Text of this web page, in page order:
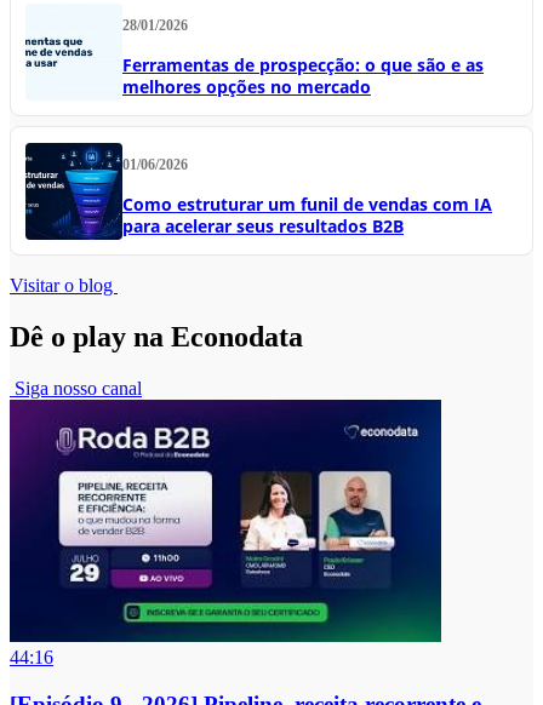
28/01/2026
Ferramentas de prospecção: o que são e as
melhores opções no mercado
01/06/2026
Como estruturar um funil de vendas com IA
para acelerar seus resultados B2B
Visitar o blog
Dê o play na Econodata
Siga nosso canal
44:16